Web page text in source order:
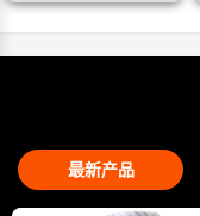
最新产品